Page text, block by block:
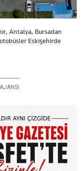
Antalya, Bursadan
Eskişehirde